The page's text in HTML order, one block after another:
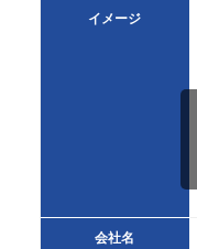
イメージ
会社名